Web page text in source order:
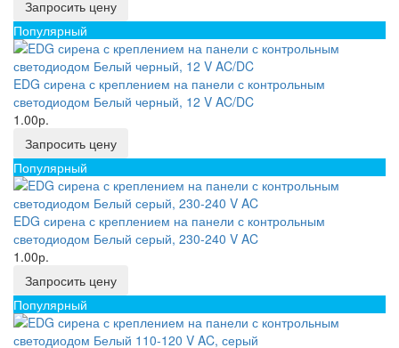
Запросить цену
Популярный
EDG сирена с креплением на панели с контрольным
светодиодом Белый черный, 12 V AC/DC
1.00р.
Запросить цену
Популярный
EDG сирена с креплением на панели с контрольным
светодиодом Белый серый, 230-240 V AC
1.00р.
Запросить цену
Популярный